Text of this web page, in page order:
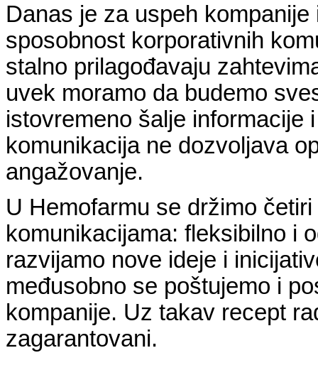
Danas je za uspeh
sposobnost korporativnih
stalno prilagođavaju
uvek moramo da budemo
istovremeno šalje informacije
komunikacija ne dozvoljava
angažovanje.
U Hemofarmu se držimo
komunikacijama: fleksibilno i
razvijamo nove ideje i
međusobno se poštujemo i
kompanije. Uz takav recept
zagarantovani.